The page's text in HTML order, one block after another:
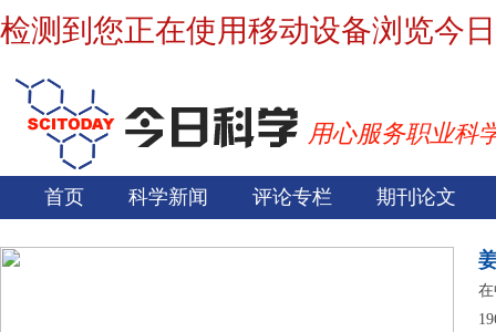
检测到您正在使用移动设备浏览今
用心服务职业科
首页 科学新闻 评论专栏 期刊论文